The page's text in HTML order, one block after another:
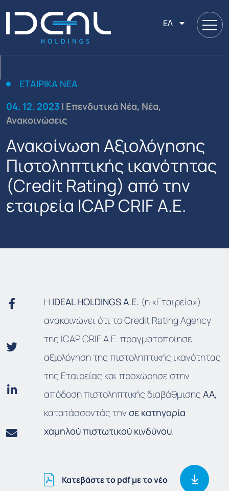
ΕΛ
ΕΤΑΙΡΙΚΑ ΝΕΑ
04. 12. 2023 | Επενδυτικά Νέα, Νέα,
Ανακοινώσεις
Ανακοίνωση Αξιολόγησης
Πιστοληπτικής ικανότητας
(Credit Rating) από την
εταιρεία ICAP CRIF A.E.
Η IDEALHOLDINGSA.E. (η «Εταιρεία»)
ανακοινώνει ότι το Credit Rating Agency
της ICAP CRIF A.E. πραγματοποίησε
αξιολόγηση της πιστοληπτικής ικανότητας
της Εταιρείας και προχώρησε στην
απόδοση πιστοληπτικής διαβάθμισης ΑΑ,
κατατάσσοντάς την σε κατηγορία
χαμηλού πιστωτικού κινδύνου.
Κατεβάστε το pdf με το νέο